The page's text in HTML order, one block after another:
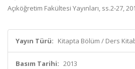
Açıköğretim Fakültesi Yayınları, ss.2-27,
Yayın Türü: Kitapta Bölüm / Ders
Basım Tarihi: 2013